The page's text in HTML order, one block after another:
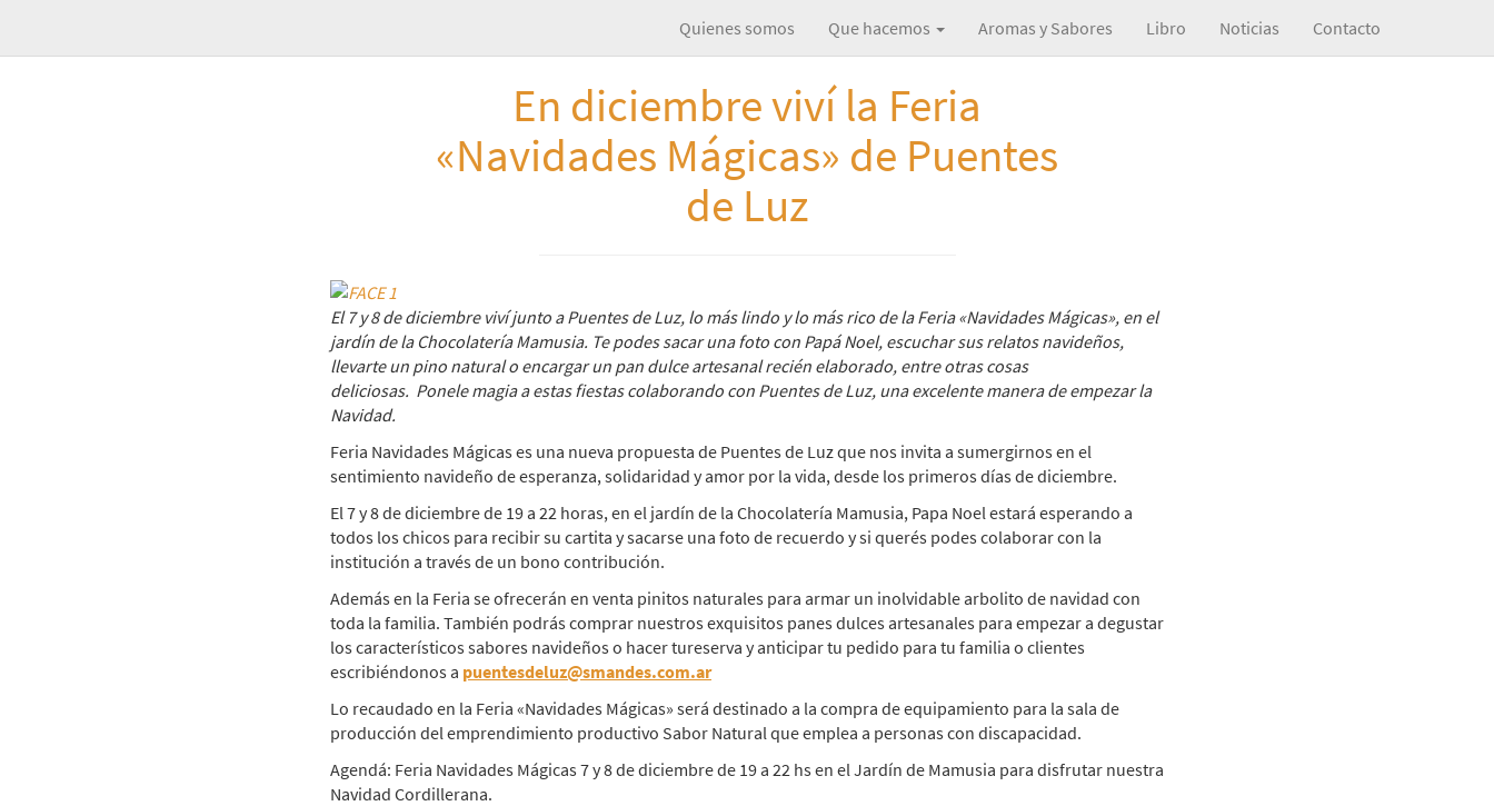
Quienes somos Que hacemos Aromas y Sabores Libro Noticias Contacto
En diciembre viví la Feria
«Navidades Mágicas» de Puentes
de Luz
El 7 y 8 de diciembre viví junto a Puentes de Luz, lo más lindo y lo más rico de la Feria «Navidades Mágicas», en el
jardín de la Chocolatería Mamusia. Te podes sacar una foto con Papá Noel, escuchar sus relatos navideños,
llevarte un pino natural o encargar un pan dulce artesanal recién elaborado, entre otras cosas
deliciosas. Ponele magia a estas fiestas colaborando con Puentes de Luz, una excelente manera de empezar la
Navidad.
Feria Navidades Mágicas es una nueva propuesta de Puentes de Luz que nos invita a sumergirnos en el
sentimiento navideño de esperanza, solidaridad y amor por la vida, desde los primeros días de diciembre.
El 7 y 8 de diciembre de 19 a 22 horas, en el jardín de la Chocolatería Mamusia, Papa Noel estará esperando a
todos los chicos para recibir su cartita y sacarse una foto de recuerdo y si querés podes colaborar con la
institución a través de un bono contribución.
Además en la Feria se ofrecerán en venta pinitos naturales para armar un inolvidable arbolito de navidad con
toda la familia. También podrás comprar nuestros exquisitos panes dulces artesanales para empezar a degustar
los característicos sabores navideños o hacer tureserva y anticipar tu pedido para tu familia o clientes
escribiéndonos a puentesdeluz@smandes.com.ar
Lo recaudado en la Feria «Navidades Mágicas» será destinado a la compra de equipamiento para la sala de
producción del emprendimiento productivo Sabor Natural que emplea a personas con discapacidad.
Agendá: Feria Navidades Mágicas 7 y 8 de diciembre de 19 a 22 hs en el Jardín de Mamusia para disfrutar nuestra
Navidad Cordillerana.